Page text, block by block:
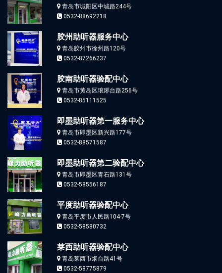
青岛市城阳区中城路244号
0532-88692218
胶州助听器服务中心
青岛胶州市徐州路120号
0532-87266237
胶南助听器验配中心
青岛市黄岛区琅琊台路256号
0532-85111525
即墨助听器第一服务中心
青岛市即墨区新兴路177号
0532-88571587
即墨助听器第二验配中心
青岛市即墨区青石路131号
0532-58556187
平度助听器验配中心
青岛平度市人民路104-7号
0532-58580732
莱西助听器验配中心
青岛莱西市烟台路41号
0532-58775879